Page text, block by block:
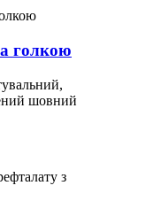
голкою
шовний
з